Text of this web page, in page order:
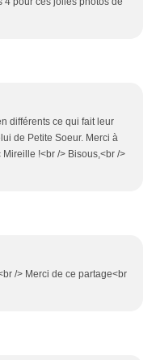
différents ce qui fait leur
de Petite Soeur. Merci à
!<br /> Bisous,<br />
/> Merci de ce partage<br